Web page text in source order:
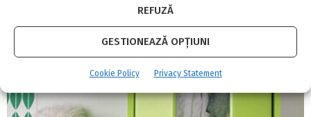
REFUZĂ
GESTIONEAZĂ OPȚIUNI
Cookie Policy Privacy Statement